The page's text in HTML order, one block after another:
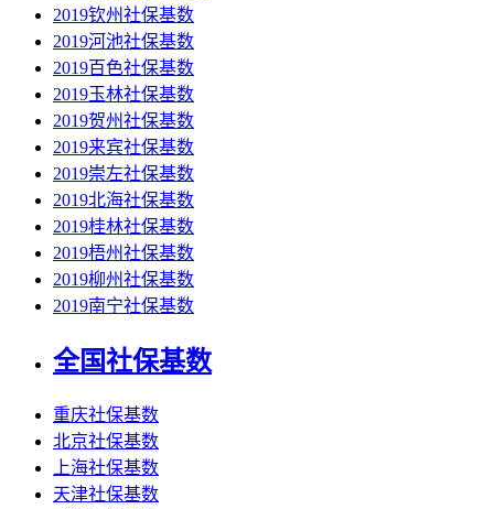
2019钦州社保基数
2019河池社保基数
2019百色社保基数
2019玉林社保基数
2019贺州社保基数
2019来宾社保基数
2019崇左社保基数
2019北海社保基数
2019桂林社保基数
2019梧州社保基数
2019柳州社保基数
2019南宁社保基数
全国社保基数
重庆社保基数
北京社保基数
上海社保基数
天津社保基数